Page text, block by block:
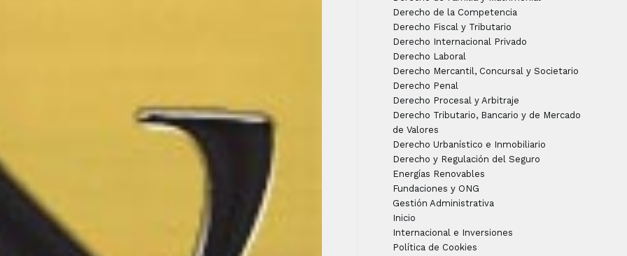
Derecho de la Competencia
Derecho Fiscal y Tributario
Derecho Internacional Privado
Derecho Laboral
Derecho Mercantil, Concursal y Societario
Derecho Penal
Derecho Procesal y Arbitraje
Derecho Tributario, Bancario y de Mercado
de Valores
Derecho Urbanístico e Inmobiliario
Derecho y Regulación del Seguro
Energías Renovables
Fundaciones y ONG
Gestión Administrativa
Inicio
Internacional e Inversiones
Política de Cookies